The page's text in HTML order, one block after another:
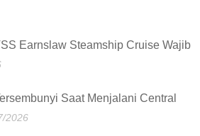
Earnslaw Steamship Cruise Wajib
Saat Menjalani Central
2026